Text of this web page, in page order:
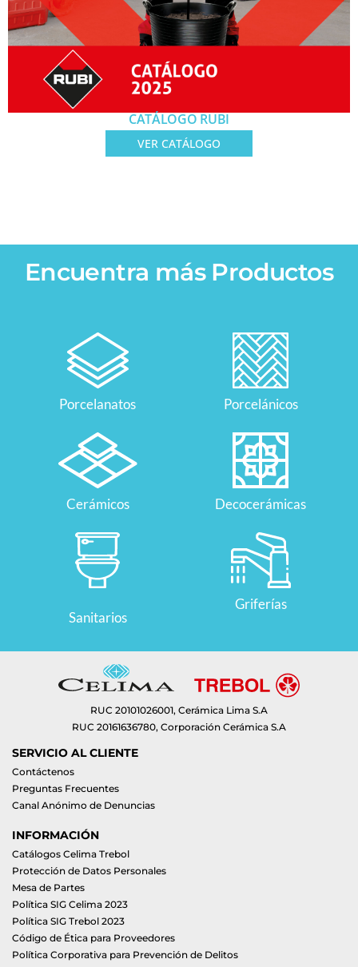
CATÁLOGO RUBI
VER CATÁLOGO
Encuentra más Productos
Porcelanatos Porcelánicos
Cerámicos Decocerámicas
Sanitarios
Griferías
RUC 20101026001, Cerámica Lima S.A
RUC 20161636780, Corporación Cerámica S.A
SERVICIO AL CLIENTE
Contáctenos
Preguntas Frecuentes
Canal Anónimo de Denuncias
INFORMACIÓN
Catálogos Celima Trebol
Protección de Datos Personales
Mesa de Partes
Política SIG Celima 2023
Política SIG Trebol 2023
Código de Ética para Proveedores
Política Corporativa para Prevención de Delitos